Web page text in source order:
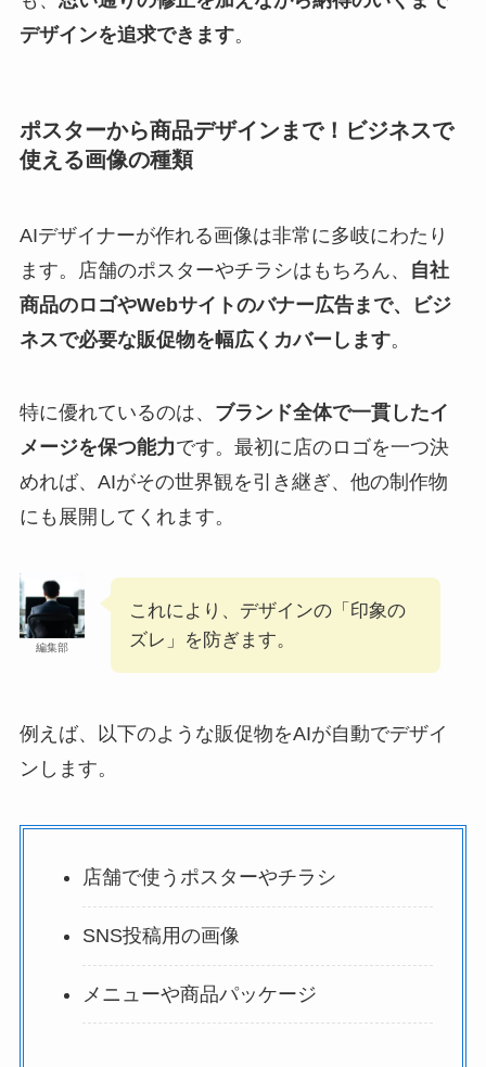
デザインを追求できます。
ポスターから商品デザインまで！ビジネスで
使える画像の種類
AIデザイナーが作れる画像は非常に多岐にわたり
ます。店舗のポスターやチラシはもちろん、
自社
商品のロゴやWebサイトのバナー広告まで、ビジ
ネスで必要な販促物を幅広くカバーします。
特に優れているのは、 ブランド全体で一貫したイ
メージを保つ能力です。最初に店のロゴを一つ決
めれば、AIがその世界観を引き継ぎ、他の制作物
にも展開してくれます。
編集部
これにより、デザインの「印象の
ズレ」を防ぎます。
例えば、以下のような販促物をAIが自動でデザイ
ンします。
店舗で使うポスターやチラシ
SNS投稿用の画像
メニューや商品パッケージ